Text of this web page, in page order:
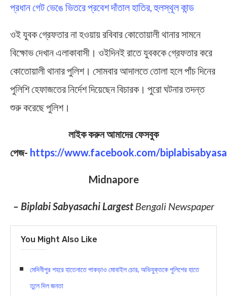
প্রধান গেট ভেঙে ভিতরে প্রবেশ দাঁতাল হাতির, হুলস্থূল কান্ড
ওই যুবক গ্রেফতার না হওয়ায় রবিবার কোতোয়ালী থানার সামনে
বিক্ষোভ দেখান এলাকাবাসী। ওইদিনই রাতে যুবককে গ্রেফতার করে
কোতোয়ালী থানার পুলিশ। সোমবার আদালতে তোলা হলে পাঁচ দিনের
পুলিশি হেফাজতের নির্দেশ দিয়েছেন বিচারক। পুরো ঘটনার তদন্ত
শুরু করেছে পুলিশ।
লাইক করুন আমাদের ফেসবুক
পেজ- https://www.facebook.com/
Midnapore
– Biplabi Sabyasachi LargestBengali Newspaper
You Might Also Like
মেদিনীপুর শহরে হাতেনাতে পাকড়াও মোবাইল চোর, অভিযুক্তকে পুলিশের হাতে
তুলে দিল জনতা